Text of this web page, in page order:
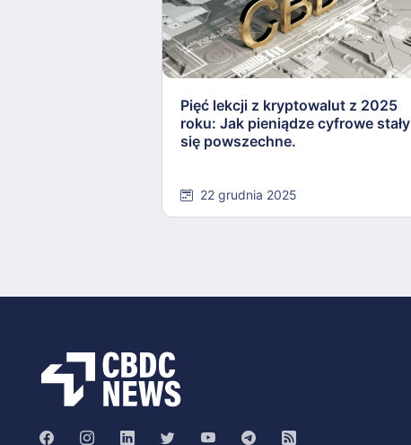
Pięć lekcji z kryptowalut z 2025
roku: Jak pieniądze cyfrowe stały
się powszechne.
22 grudnia 2025